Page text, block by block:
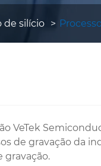
de silício
VeTek
de gravação da
gravação.